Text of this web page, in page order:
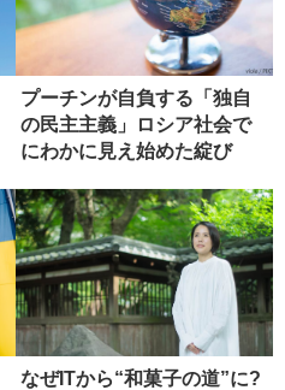
プーチンが自負する「独自
の民主主義」ロシア社会で
にわかに見え始めた綻び
なぜITから“和菓子の道”に?